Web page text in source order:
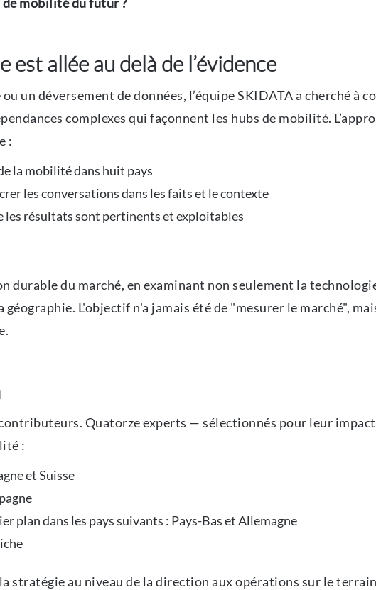
est allée au delà de l’évidence
un déversement de données, l’équipe SKIDATA a cherché à
complexes qui façonnent les hubs de mobilité.
:
la mobilité dans huit pays
les conversations dans les faits et le contexte
les résultats sont pertinents et exploitables
durable du marché, en examinant non seulement la
L'objectif n'a jamais été de "mesurer le marché",
Quatorze experts — sélectionnés pour leur
:
et Suisse
plan dans les pays suivants : Pays-Bas et Allemagne
stratégie au niveau de la direction aux opérations sur le